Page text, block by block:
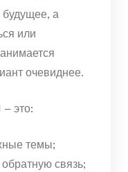
будущее, а
или
очевиднее.
это:
темы;
связь;